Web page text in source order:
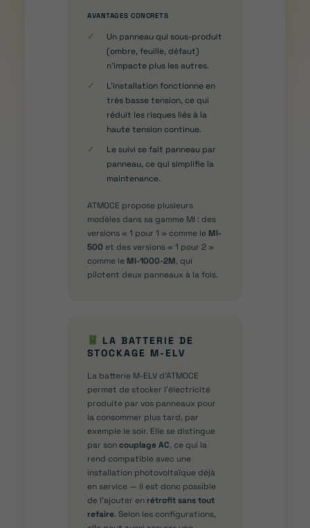
AVANTAGES CONCRETS
✓
Un panneau qui sous-produit
(ombre, feuille, défaut)
n’impacte plus les autres.
✓
L’installation fonctionne en
très basse tension, ce qui
réduit les risques liés à la
haute tension continue.
✓
Le suivi se fait panneau par
panneau, ce qui simplifie la
maintenance.
ATMOCE propose plusieurs
modèles dans sa gamme MI : des
versions « 1 pour 1 » comme le MI-
500 et des versions « 1 pour 2 »
comme le MI-1000-2M, qui
pilotent deux panneaux à la fois.
LA BATTERIE DE
STOCKAGE M-ELV
La batterie M-ELV d’ATMOCE
permet de stocker l’électricité
produite par vos panneaux pour
la consommer plus tard, par
exemple le soir. Elle se distingue
par soncouplage AC, ce qui la
rend compatible avec une
installation photovoltaïque déjà
en service — il est donc possible
de l’ajouter en rétrofit sans tout
refaire. Selon les configurations,